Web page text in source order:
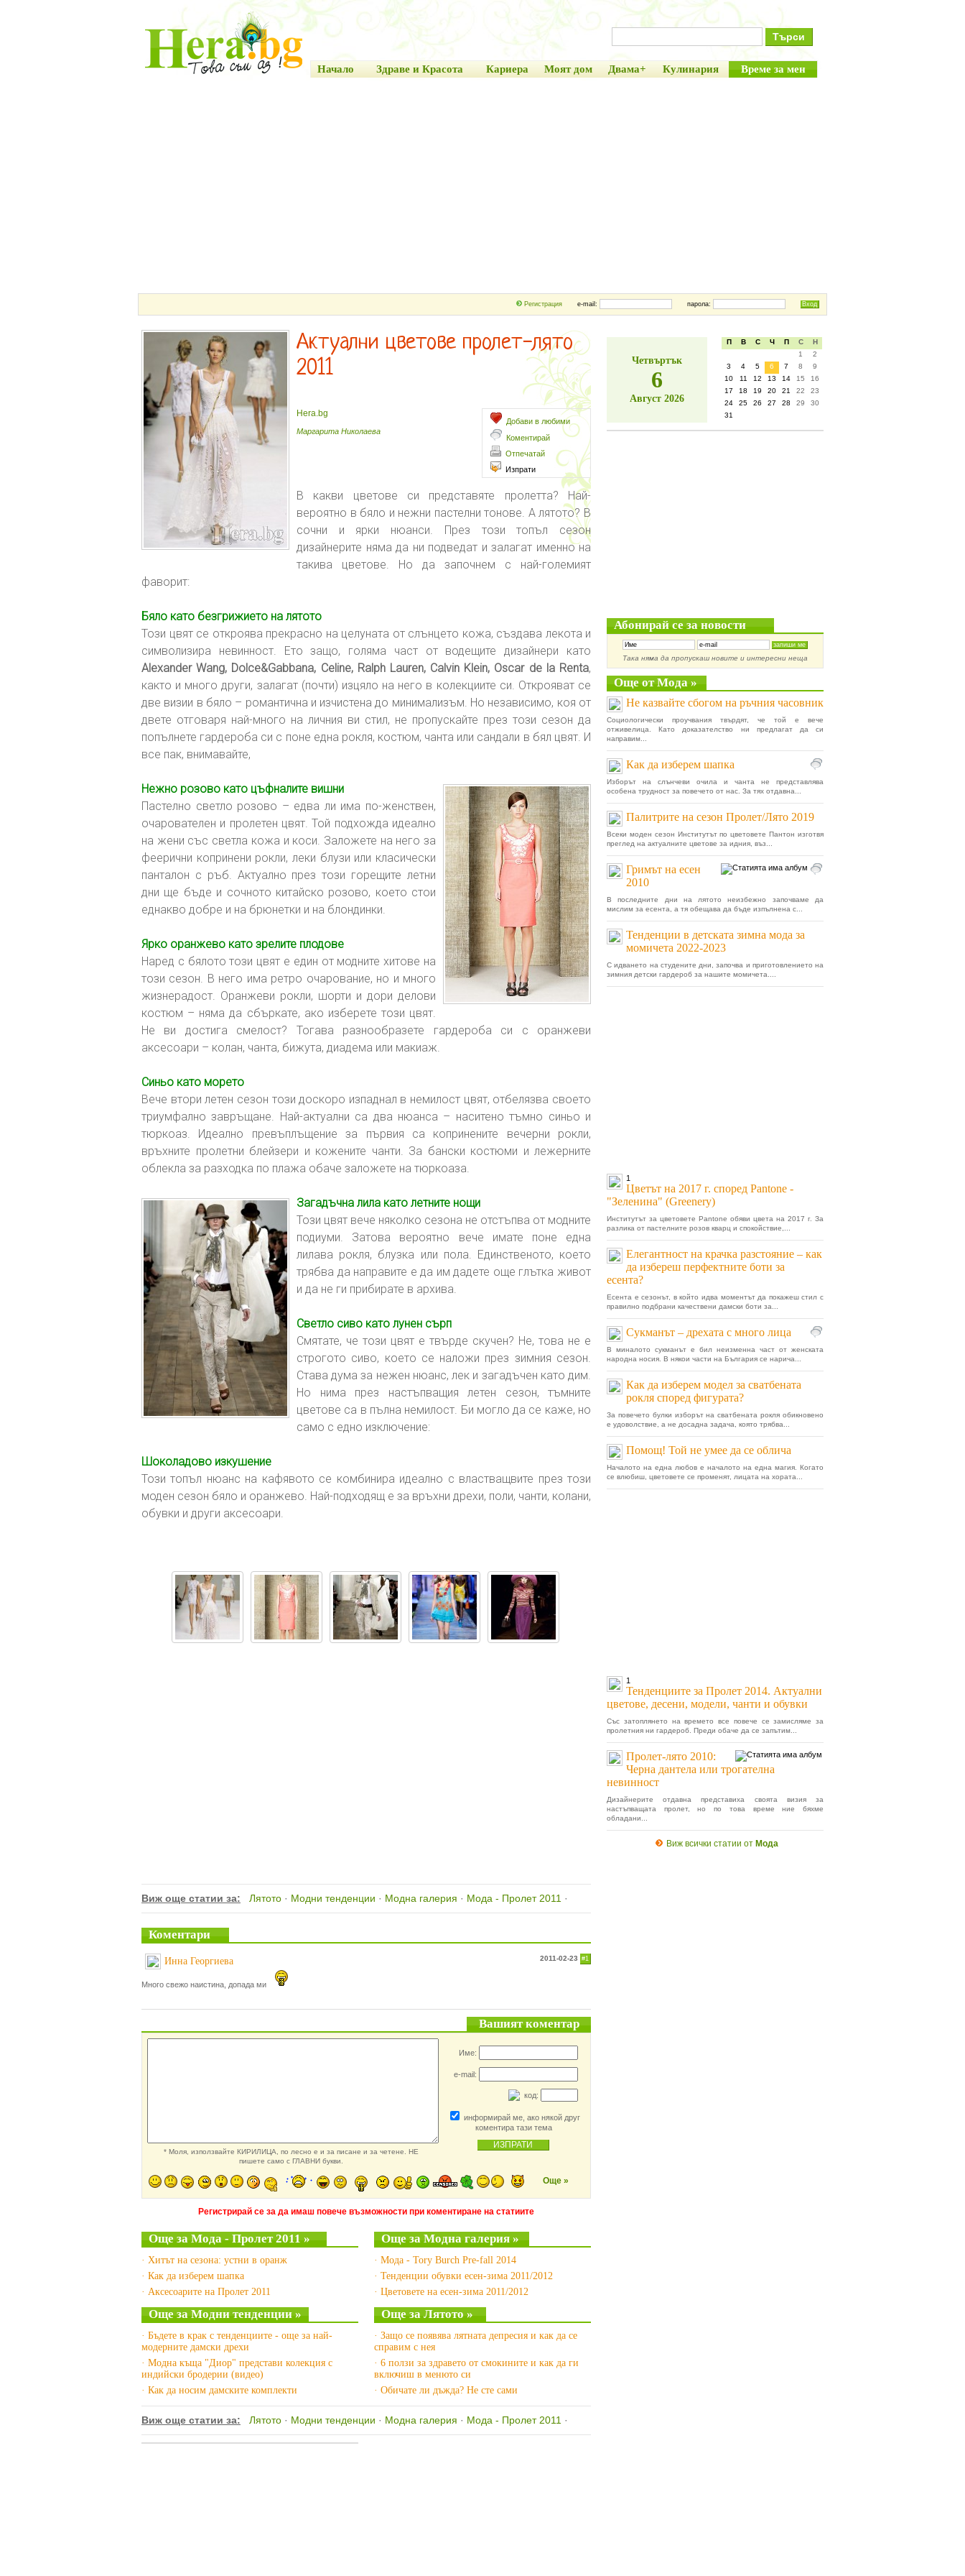
Начало Здраве и Красота Кариера Моят дом Двама+ Кулинария Време за мен
Регистрация e-mail: парола:
Актуални цветове пролет-лято
2011
Добави в любими
Коментирай
Отпечатай
Изпрати
Hera.bg
Маргарита Николаева
В какви цветове си представяте пролетта? Най-
вероятно в бяло и нежни пастелни тонове. А лятото? В
сочни и ярки нюанси. През този топъл сезон
дизайнерите няма да ни подведат и залагат именно на
такива цветове. Но да започнем с най-големият
фаворит:
Бяло като безгрижието на лятото
Този цвят се откроява прекрасно на целуната от слънцето кожа, създава лекота и
символизира невинност. Ето защо, голяма част от водещите дизайнери като
Alexander Wang, Dolce&Gabbana, Celine, Ralph Lauren, Calvin Klein, Oscar de la Renta,
както и много други, залагат (почти) изцяло на него в колекциите си. Открояват се
две визии в бяло – романтична и изчистена до минимализъм. Но независимо, коя от
двете отговаря най-много на личния ви стил, не пропускайте през този сезон да
попълнете гардероба си с поне една рокля, костюм, чанта или сандали в бял цвят. И
все пак, внимавайте,
Нежно розово като цъфналите вишни
Пастелно светло розово – едва ли има по-женствен,
очарователен и пролетен цвят. Той подхожда идеално
на жени със светла кожа и коси. Заложете на него за
феерични копринени рокли, леки блузи или класически
панталон с ръб. Актуално през този горещите летни
дни ще бъде и сочното китайско розово, което стои
еднакво добре и на брюнетки и на блондинки.
Ярко оранжево като зрелите плодове
Наред с бялото този цвят е един от модните хитове на
този сезон. В него има ретро очарование, но и много
жизнерадост. Оранжеви рокли, шорти и дори делови
костюм – няма да сбъркате, ако изберете този цвят.
Не ви достига смелост? Тогава разнообразете гардероба си с оранжеви
аксесоари – колан, чанта, бижута, диадема или макиаж.
Синьо като морето
Вече втори летен сезон този доскоро изпаднал в немилост цвят, отбелязва своето
триумфално завръщане. Най-актуални са два нюанса – наситено тъмно синьо и
тюркоаз. Идеално превъплъщение за първия са копринените вечерни рокли,
връхните пролетни блейзери и кожените чанти. За бански костюми и лежерните
облекла за разходка по плажа обаче заложете на тюркоаза.
Загадъчна лила като летните нощи
Този цвят вече няколко сезона не отстъпва от модните
подиуми. Затова вероятно вече имате поне една
лилава рокля, блузка или пола. Единственото, което
трябва да направите е да им дадете още глътка живот
и да не ги прибирате в архива.
Светло сиво като лунен сърп
Смятате, че този цвят е твърде скучен? Не, това не е
строгото сиво, което се наложи през зимния сезон.
Става дума за нежен нюанс, лек и загадъчен като дим.
Но нима през настъпващия летен сезон, тъмните
цветове са в пълна немилост. Би могло да се каже, но
само с едно изключение:
Шоколадово изкушение
Този топъл нюанс на кафявото се комбинира идеално с властващвите през този
моден сезон бяло и оранжево. Най-подходящ е за връхни дрехи, поли, чанти, колани,
обувки и други аксесоари.
Виж още статии за: Лятото · Модни тенденции · Модна галерия · Мода - Пролет 2011 ·
Коментари
2011-02-23 #1
Инна Георгиева
Много свежо наистина, допада ми
Вашият коментар
* Моля, използвайте КИРИЛИЦА, по лесно е и за писане и за четене. НЕ
пишете само с ГЛАВНИ букви.
Име:
e-mail:
код:
информирай ме, ако някой друг
коментира тази тема
Още »
Регистрирай се за да имаш повече възможности при коментиране на статиите
Още за Мода - Пролет 2011 »
· Хитът на сезона: устни в оранж
· Как да изберем шапка
· Аксесоарите на Пролет 2011
Още за Модна галерия »
· Мода - Tory Burch Pre-fall 2014
· Тенденции обувки есен-зима 2011/2012
· Цветовете на есен-зима 2011/2012
Още за Модни тенденции »
· Бъдете в крак с тенденциите - още за най-
модерните дамски дрехи
· Модна къща "Диор" представи колекция с
индийски бродерии (видео)
· Как да носим дамските комплекти
Още за Лятото »
· Защо се появява лятната депресия и как да се
справим с нея
· 6 ползи за здравето от смокините и как да ги
включиш в менюто си
· Обичате ли дъжда? Не сте сами
Виж още статии за: Лятото · Модни тенденции · Модна галерия · Мода - Пролет 2011 ·
Четвъртък
6
Август 2026
П В С Ч П С
Н
1
2
3
4 5 6 7 8
9
10
11 12 13 14 15
16
17
18 19 20 21 22
23
24
25 26 27 28 29
30
31
Абонирай се за новости
Така няма да пропускаш новите и интересни неща
Още от Мода »
Не казвайте сбогом на ръчния часовник
Социологически проучвания твърдят, че той е вече
отживелица. Като доказателство ни предлагат да си
направим...
Как да изберем шапка
Изборът на слънчеви очила и чанта не представлява
особена трудност за повечето от нас. За тях отдавна...
Палитрите на сезон Пролет/Лято 2019
Всеки моден сезон Институтът по цветовете Пантон изготвя
преглед на актуалните цветове за идния, въз...
Гримът на есен
2010
В последните дни на лятото неизбежно започваме да
мислим за есента, а тя обещава да бъде изпълнена с...
Тенденции в детската зимна мода за
момичета 2022-2023
С идването на студените дни, започва и приготовлението на
зимния детски гардероб за нашите момичета....
1
Цветът на 2017 г. според Pantone -
"Зеленина" (Greenery)
Институтът за цветовете Pantone обяви цвета на 2017 г. За
разлика от пастелните розов кварц и спокойствие,...
Елегантност на крачка разстояние – как
да избереш перфектните боти за
есента?
Есента е сезонът, в който идва моментът да покажеш стил с
правилно подбрани качествени дамски боти за...
Сукманът – дрехата с много лица
В миналото сукманът е бил неизменна част от женската
народна носия. В някои части на България се нарича...
Как да изберем модел за сватбената
рокля според фигурата?
За повечето булки изборът на сватбената рокля обикновено
е удоволствие, а не досадна задача, която трябва...
Помощ! Той не умее да се облича
Началото на една любов е началото на една магия. Когато
се влюбиш, цветовете се променят, лицата на хората...
1
Тенденциите за Пролет 2014. Актуални
цветове, десени, модели, чанти и обувки
Със затоплянето на времето все повече се замисляме за
пролетния ни гардероб. Преди обаче да се запътим...
Пролет-лято 2010:
Черна дантела или трогателна
невинност
Дизайнерите отдавна представиха своята визия за
настъпващата пролет, но по това време ние бяхме
обладани...
Виж всички статии от Мода